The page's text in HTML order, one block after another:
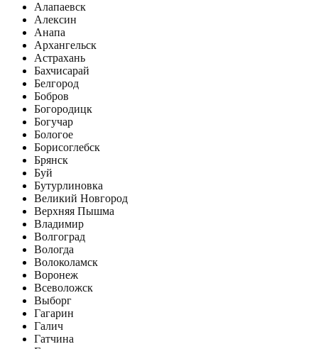
Алапаевск
Алексин
Анапа
Архангельск
Астрахань
Бахчисарай
Белгород
Бобров
Богородицк
Богучар
Бологое
Борисоглебск
Брянск
Буй
Бутурлиновка
Великий Новгород
Верхняя Пышма
Владимир
Волгоград
Вологда
Волоколамск
Воронеж
Всеволожск
Выборг
Гагарин
Галич
Гатчина